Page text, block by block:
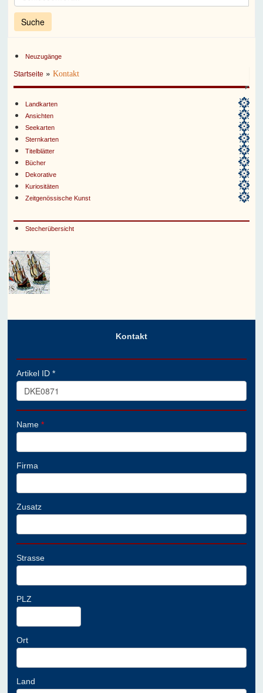
Neuzugänge
Startseite »Kontakt
Landkarten
Ansichten
Seekarten
Sternkarten
Titelblätter
Bücher
Dekorative
Kuriositäten
Zeitgenössische Kunst
Stecherübersicht
Kontakt
Artikel ID *
Name*
Firma
Zusatz
Strasse
PLZ
Ort
Land